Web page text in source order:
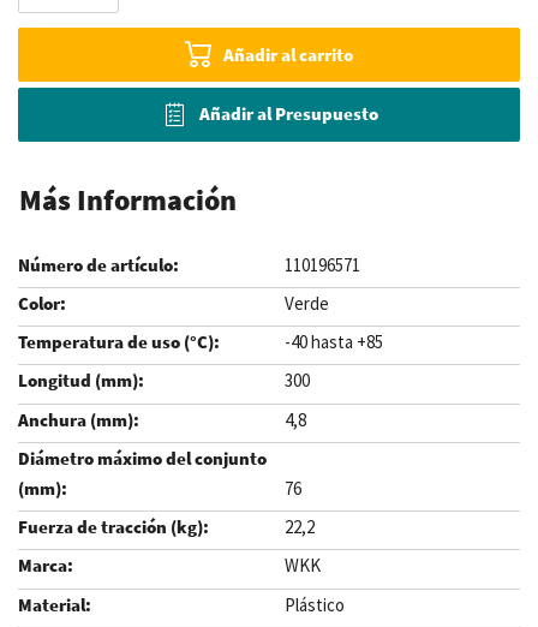
Añadir al carrito
Añadir al Presupuesto
Más Información
110196571
Verde
-40 hasta +85
300
4,8
76
22,2
WKK
Plástico